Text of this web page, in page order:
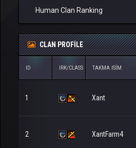
Human Clan Ranking
CLAN PROFILE
ID IRK/CLASS TAKMA ISIM
1 Xant
2 XantFarm4